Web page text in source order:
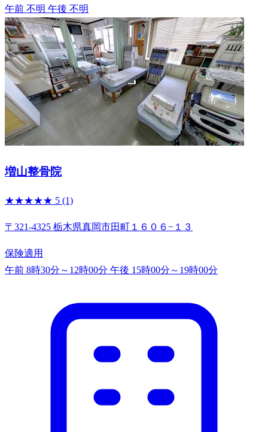
午前 不明 午後 不明
増山整骨院
★★★★★ 5 (1)
〒321-4325 栃木県真岡市田町１６０６−１３
保険適用
午前 8時30分～12時00分 午後 15時00分～19時00分